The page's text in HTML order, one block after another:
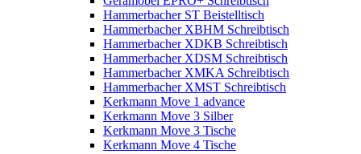
Hammerbacher ST Beistelltisch
Hammerbacher XBHM Schreibtisch
Hammerbacher XDKB Schreibtisch
Hammerbacher XDSM Schreibtisch
Hammerbacher XMKA Schreibtisch
Hammerbacher XMST Schreibtisch
Kerkmann Move 1 advance
Kerkmann Move 3 Silber
Kerkmann Move 3 Tische
Kerkmann Move 4 Tische